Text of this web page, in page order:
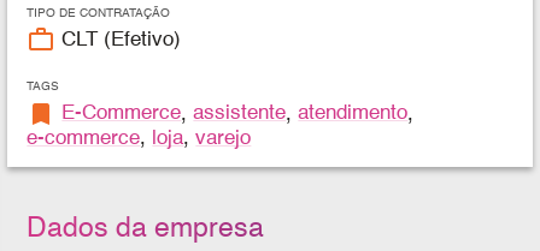
TIPO DE CONTRATAÇÃO
work_outline CLT (Efetivo)
TAGS
bookmark E-Commerce,assistente,atendimento,
e-commerce, loja,varejo
Dados da empresa